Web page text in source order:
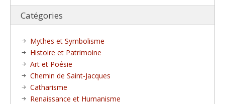
Catégories
Mythes et Symbolisme
Histoire et Patrimoine
Art et Poésie
Chemin de Saint-Jacques
Catharisme
Renaissance et Humanisme